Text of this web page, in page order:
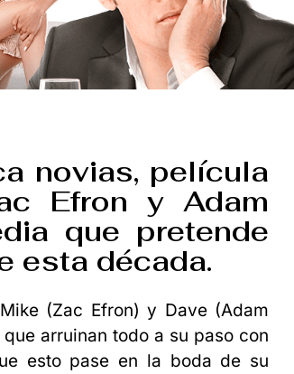
novias, película
Efron y Adam
que pretende
esta década.
(Zac Efron) y Dave (Adam
arruinan todo a su paso con
esto pase en la boda de su